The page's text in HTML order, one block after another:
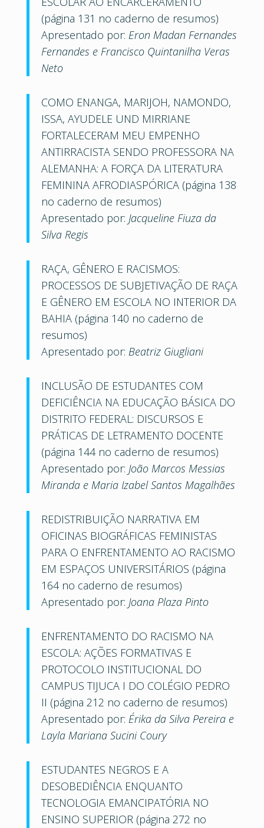
(página 131 no caderno de resumos)
Apresentado por: Eron Madan Fernandes
Fernandes e Francisco Quintanilha Veras
Neto
COMO ENANGA, MARIJOH, NAMONDO,
ISSA, AYUDELE UND MIRRIANE
FORTALECERAM MEU EMPENHO
ANTIRRACISTA SENDO PROFESSORA NA
ALEMANHA: A FORÇA DA LITERATURA
FEMININA AFRODIASPÓRICA (página 138
no caderno de resumos)
Apresentado por: Jacqueline Fiuza da
Silva Regis
RAÇA, GÊNERO E RACISMOS:
PROCESSOS DE SUBJETIVAÇÃO DE RAÇA
E GÊNERO EM ESCOLA NO INTERIOR DA
BAHIA (página 140 no caderno de
resumos)
Apresentado por: Beatriz Giugliani
INCLUSÃO DE ESTUDANTES COM
DEFICIÊNCIA NA EDUCAÇÃO BÁSICA DO
DISTRITO FEDERAL: DISCURSOS E
PRÁTICAS DE LETRAMENTO DOCENTE
(página 144 no caderno de resumos)
Apresentado por: João Marcos Messias
Miranda e Maria Izabel Santos Magalhães
REDISTRIBUIÇÃO NARRATIVA EM
OFICINAS BIOGRÁFICAS FEMINISTAS
PARA O ENFRENTAMENTO AO RACISMO
EM ESPAÇOS UNIVERSITÁRIOS (página
164 no caderno de resumos)
Apresentado por: Joana Plaza Pinto
ENFRENTAMENTO DO RACISMO NA
ESCOLA: AÇÕES FORMATIVAS E
PROTOCOLO INSTITUCIONAL DO
CAMPUS TIJUCA I DO COLÉGIO PEDRO
II (página 212 no caderno de resumos)
Apresentado por: Érika da Silva Pereira e
Layla Mariana Sucini Coury
ESTUDANTES NEGROS E A
DESOBEDIÊNCIA ENQUANTO
TECNOLOGIA EMANCIPATÓRIA NO
ENSINO SUPERIOR (página 272 no